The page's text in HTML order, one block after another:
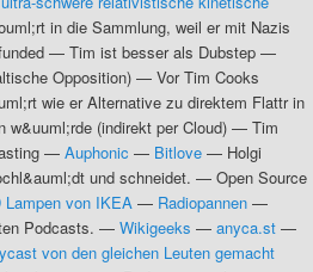
in die Sammlung, weil er mit Nazis
— Tim ist besser als Dubstep —
Opposition) — Vor Tim Cooks
wie er Alternative zu direktem Flattr in
w&uuml;rde (indirekt per Cloud) — Tim
— Auphonic — Bitlove — Holgi
und schneidet. — Open Source
Lampen von IKEA — Radiopannen —
Podcasts. — Wikigeeks — anyca.st —
von den gleichen Leuten gemacht